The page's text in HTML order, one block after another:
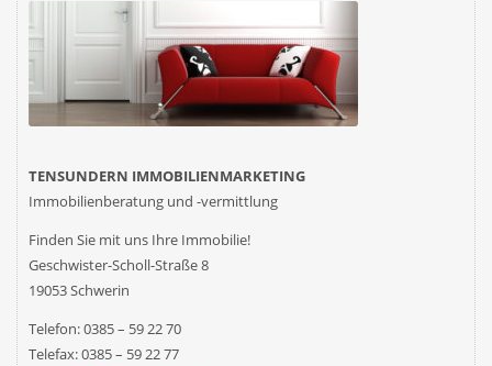
TENSUNDERN IMMOBILIENMARKETING
Immobilienberatung und -vermittlung
Finden Sie mit uns Ihre Immobilie!
Geschwister-Scholl-Straße 8
19053 Schwerin
Telefon: 0385 – 59 22 70
Telefax: 0385 – 59 22 77